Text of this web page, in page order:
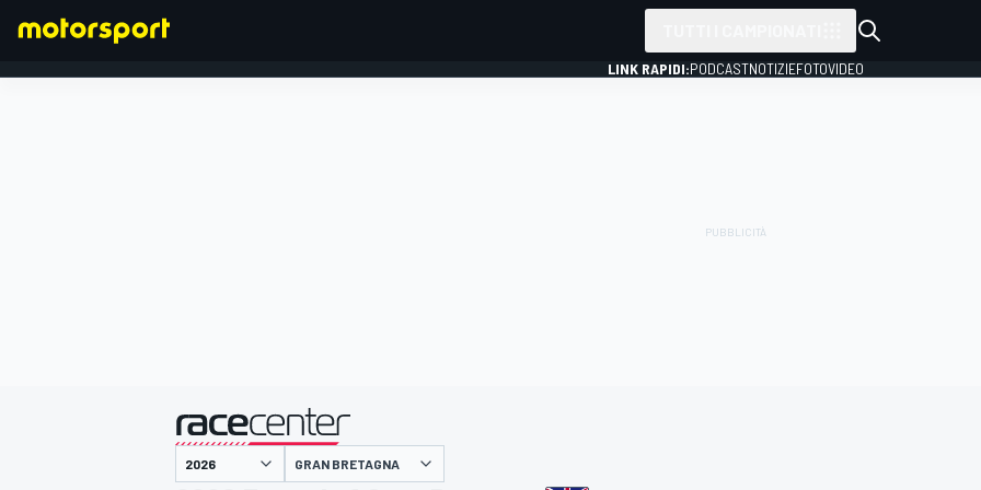
LINK RAPIDI:PODCASTNOTIZIEFOTOVIDEO
presentato da
GRAN BRETAGNA